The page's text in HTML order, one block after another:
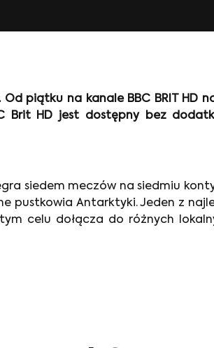
piątku na kanale BBC BRIT HD
Brit HD jest dostępny bez
siedem meczów na siedmiu
pustkowia Antarktyki. Jeden z
celu dołącza do różnych